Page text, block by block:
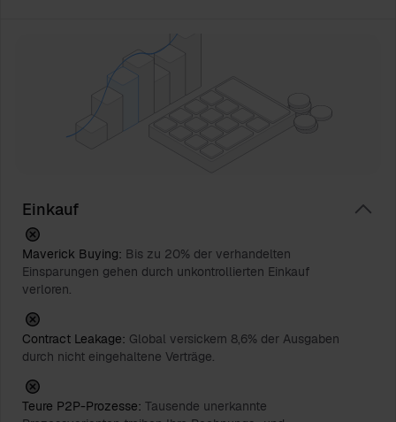
Einkauf
Maverick Buying: Bis zu 20% der verhandelten
Einsparungen gehen durch unkontrollierten Einkauf
verloren.
Contract Leakage: Global versickern 8,6% der Ausgaben
durch nicht eingehaltene Verträge.
Teure P2P-Prozesse: Tausende unerkannte